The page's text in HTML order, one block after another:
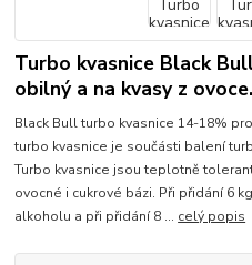
Turbo kvasnice Black
obilný a na kvasy z ovoce.
Black Bull turbo kvasnice 14-18%
turbo kvasnice je součásti balení
Turbo kvasnice jsou teplotně
ovocné i cukrové bázi. Při přidání 6
alkoholu a při přidání 8 ... celý popis